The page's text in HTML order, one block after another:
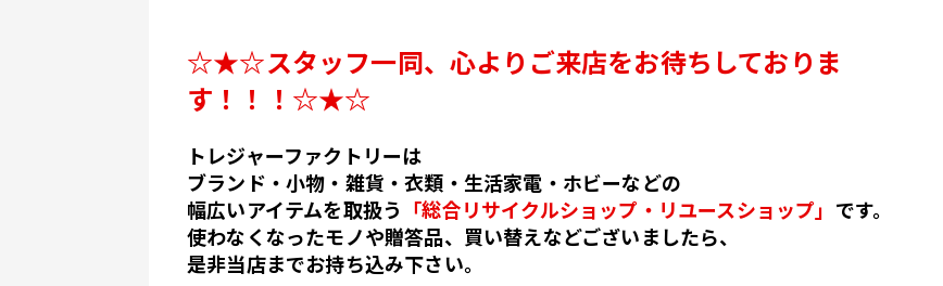
☆★☆スタッフ一同、心よりご来店をお待ちしておりま
す！！！☆★☆
トレジャーファクトリーは
ブランド・小物・雑貨・衣類・生活家電・ホビーなどの
幅広いアイテムを取扱う 「総合リサイクルショップ・リユースショップ」 です。
使わなくなったモノや贈答品、買い替えなどございましたら、
是非当店までお持ち込み下さい。